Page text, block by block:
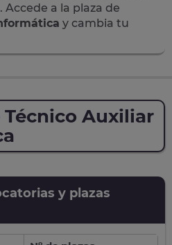
. Accede a la plaza de
y cambia tu
Auxiliar
y plazas